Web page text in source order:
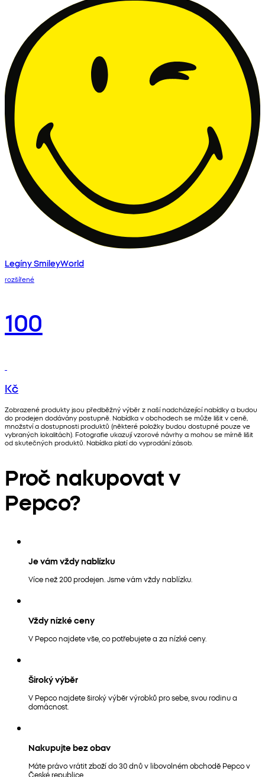
Legíny SmileyWorld
rozšířené
100
Kč
Zobrazené produkty jsou předběžný výběr z naší nadcházející nabídky a budou
do prodejen dodávány postupně. Nabídka v obchodech se může lišit v ceně,
množství a dostupnosti produktů (některé položky budou dostupné pouze ve
vybraných lokalitách). Fotografie ukazují vzorové návrhy a mohou se mírně lišit
od skutečných produktů. Nabídka platí do vyprodání zásob.
Proč nakupovat v
Pepco?
Je vám vždy nablízku
Více než 200 prodejen. Jsme vám vždy nablízku.
Vždy nízké ceny
V Pepco najdete vše, co potřebujete a za nízké ceny.
Široký výběr
V Pepco najdete široký výběr výrobků pro sebe, svou rodinu a
domácnost.
Nakupujte bez obav
Máte právo vrátit zboží do 30 dnů v libovolném obchodě Pepco v
České republice.